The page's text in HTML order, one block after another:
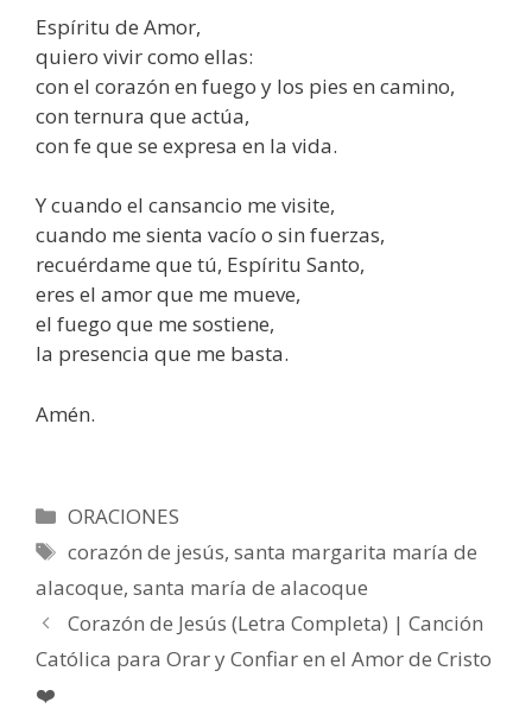
Espíritu de Amor,
quiero vivir como ellas:
con el corazón en fuego y los pies en camino,
con ternura que actúa,
con fe que se expresa en la vida.
Y cuando el cansancio me visite,
cuando me sienta vacío o sin fuerzas,
recuérdame que tú, Espíritu Santo,
eres el amor que me mueve,
el fuego que me sostiene,
la presencia que me basta.
Amén.
Categorías
ORACIONES
Etiquetas
corazón de jesús,santa margarita maría de
alacoque, santa maría de alacoque
Corazón de Jesús (Letra Completa) | Canción
Católica para Orar y Confiar en el Amor de Cristo
❤️